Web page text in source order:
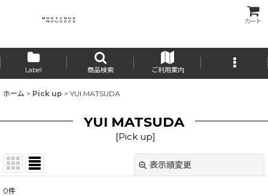
カート
Label 商品検索 ご利用案内
ホーム > Pick up > YUI MATSUDA
YUI MATSUDA
[Pick up]
表示順変更
0件